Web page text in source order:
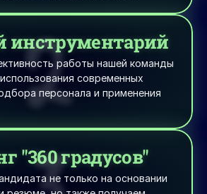
работы нашей команды
современных
персонала и применения
2
"360 градусов"
не только на основании